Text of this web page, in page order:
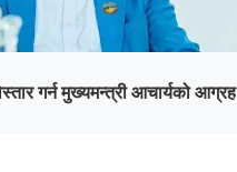
गर्न मुख्यमन्त्री आचार्यको आग्रह